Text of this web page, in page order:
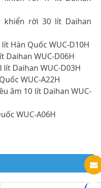
rời 30 lít Daihan
Hàn Quốc WUC-D10H
Daihan WUC-D06H
Daihan WUC-D03H
WUC-A22H
âm 10 lít Daihan WUC-
WUC-A06H